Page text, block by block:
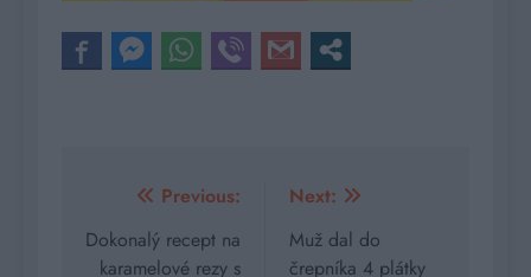
Navigácia
v
Previous:
Dokonalý recept na
karamelové rezy s
Next:
Muž dal do
črepníka 4 plátky